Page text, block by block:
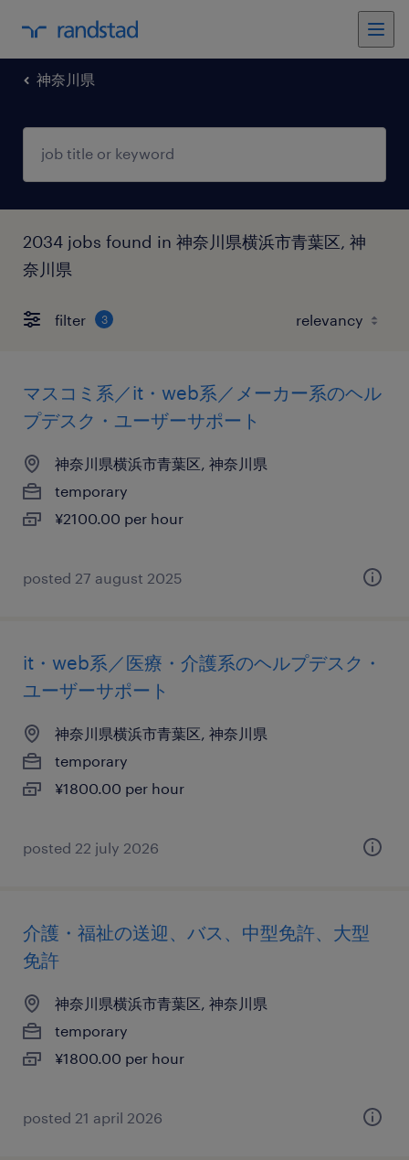
神奈川県
2034 jobs found in 神奈川県横浜市青葉区, 神
奈川県
filter 3
マスコミ系／it・web系／メーカー系のヘル
プデスク・ユーザーサポート
神奈川県横浜市青葉区, 神奈川県
temporary
¥2100.00 per hour
posted 27 august 2025
it・web系／医療・介護系のヘルプデスク・
ユーザーサポート
神奈川県横浜市青葉区, 神奈川県
temporary
¥1800.00 per hour
posted 22 july 2026
介護・福祉の送迎、バス、中型免許、大型
免許
神奈川県横浜市青葉区, 神奈川県
temporary
¥1800.00 per hour
posted 21 april 2026